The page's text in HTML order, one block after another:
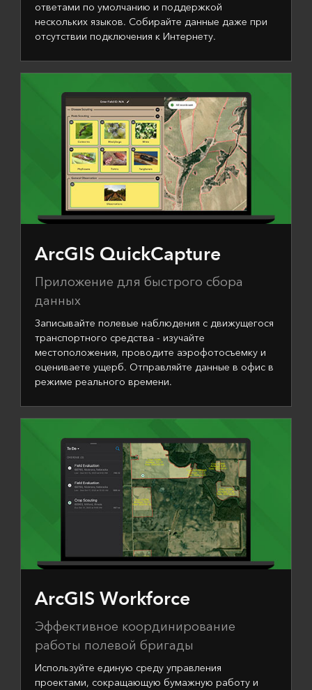
ответами по умолчанию и поддержкой
нескольких языков. Собирайте данные даже при
отсутствии подключения к Интернету.
ArcGIS QuickCapture
Приложение для быстрого сбора
данных
Записывайте полевые наблюдения с движущегося
транспортного средства - изучайте
местоположения, проводите аэрофотосъемку и
оцениваете ущерб. Отправляйте данные в офис в
режиме реального времени.
ArcGIS Workforce
Эффективное координирование
работы полевой бригады
Используйте единую среду управления
проектами, сокращающую бумажную работу и